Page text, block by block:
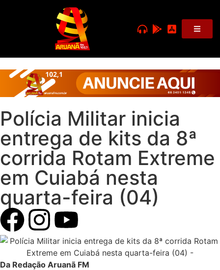
Polícia Militar inicia
entrega de kits da 8ª
corrida Rotam Extreme
em Cuiabá nesta
quarta-feira (04)
Da Redação Aruanã FM